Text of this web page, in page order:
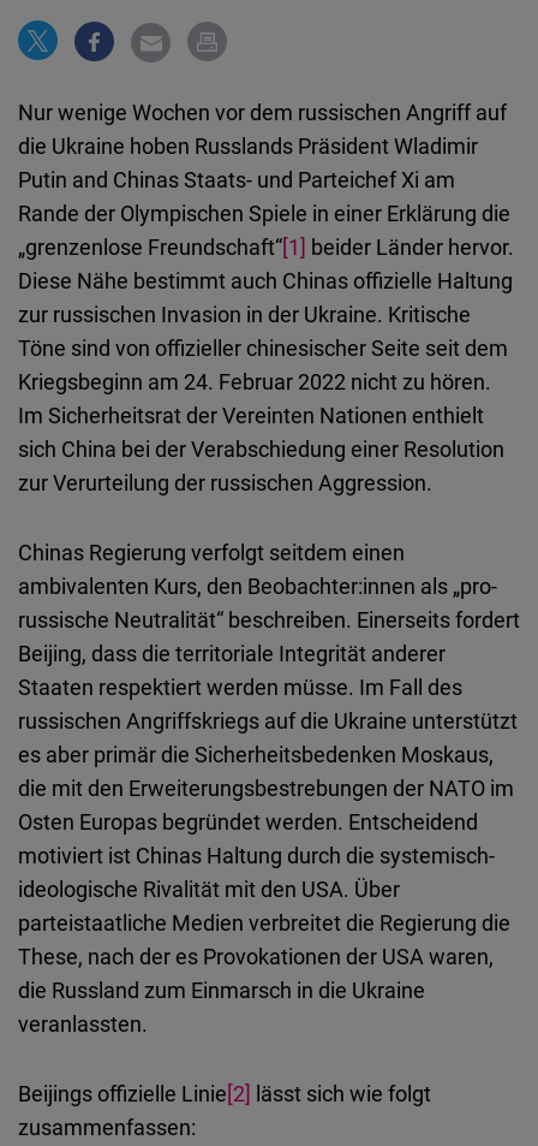
Nur wenige Wochen vor dem russischen Angriff auf
die Ukraine hoben Russlands Präsident Wladimir
Putin and Chinas Staats- und Parteichef Xi am
Rande der Olympischen Spiele in einer Erklärung die
„grenzenlose Freundschaft“[1] beider Länder hervor.
Diese Nähe bestimmt auch Chinas offizielle Haltung
zur russischen Invasion in der Ukraine. Kritische
Töne sind von offizieller chinesischer Seite seit dem
Kriegsbeginn am 24. Februar 2022 nicht zu hören.
Im Sicherheitsrat der Vereinten Nationen enthielt
sich China bei der Verabschiedung einer Resolution
zur Verurteilung der russischen Aggression.
Chinas Regierung verfolgt seitdem einen
ambivalenten Kurs, den Beobachter:innen als „pro-
russische Neutralität“ beschreiben. Einerseits fordert
Beijing, dass die territoriale Integrität anderer
Staaten respektiert werden müsse. Im Fall des
russischen Angriffskriegs auf die Ukraine unterstützt
es aber primär die Sicherheitsbedenken Moskaus,
die mit den Erweiterungsbestrebungen der NATO im
Osten Europas begründet werden. Entscheidend
motiviert ist Chinas Haltung durch die systemisch-
ideologische Rivalität mit den USA. Über
parteistaatliche Medien verbreitet die Regierung die
These, nach der es Provokationen der USA waren,
die Russland zum Einmarsch in die Ukraine
veranlassten.
Beijings offizielle Linie[2] lässt sich wie folgt
zusammenfassen:
Embed
Embed
Podigee
Embed
D.Vinci
Embed
Typeform
Embed